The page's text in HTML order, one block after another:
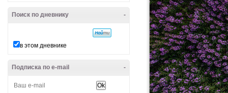
-
Поиск по дневнику
в этом дневнике
-
Подписка по e-mail